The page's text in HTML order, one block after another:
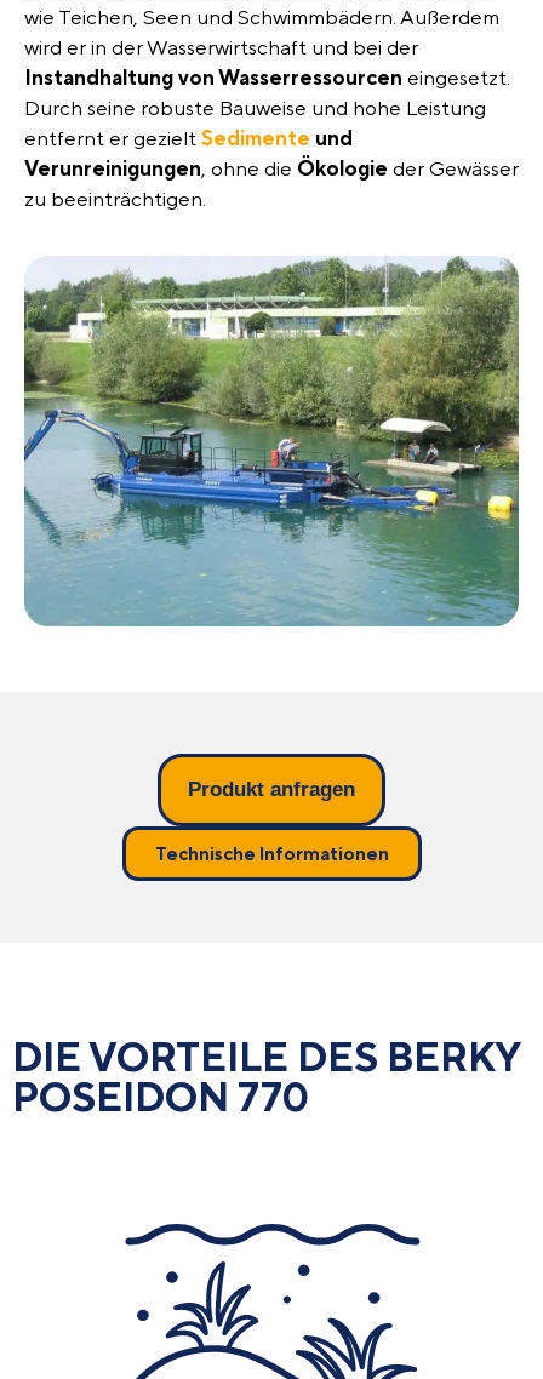
wie Teichen, Seen und Schwimmbädern. Außerdem
wird er in der Wasserwirtschaft und bei der
Instandhaltung von Wasserressourcen eingesetzt.
Durch seine robuste Bauweise und hohe Leistung
entfernt er gezielt Sedimente und
Verunreinigungen, ohne die Ökologie der Gewässer
zu beeinträchtigen.
Produkt anfragen
Technische Informationen
DIE VORTEILE DES BERKY
POSEIDON 770